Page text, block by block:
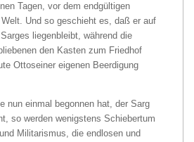
Tagen, vor dem endgültigen
Und so geschieht es, daß er auf
liegenbleibt, während die
den Kasten zum Friedhof
Ottoseiner eigenen Beerdigung
nun einmal begonnen hat, der Sarg
so werden wenigstens Schiebertum
Militarismus, die endlosen und